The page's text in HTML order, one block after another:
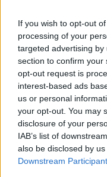
If you wish to opt-out
processing of your
targeted advertising
section to confirm your
opt-out request is
interest-based ads
us or personal
your opt-out. You may
disclosure of your
IAB’s list of
also be disclosed by
Downstream
Dahlberg och
tiondelar bakom
Noterbart från
guldmedaljören
vidare och
Resultat prolog